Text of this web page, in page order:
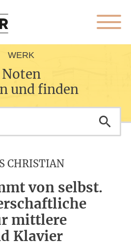
WERK
Noten
und finden
CHRISTIAN
von selbst.
mittlere
Klavier